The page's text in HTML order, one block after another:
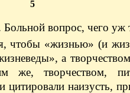
5
Больной вопрос, чего уж
чтобы «жизнью» (и
а
же, творчеством,
наизусть,